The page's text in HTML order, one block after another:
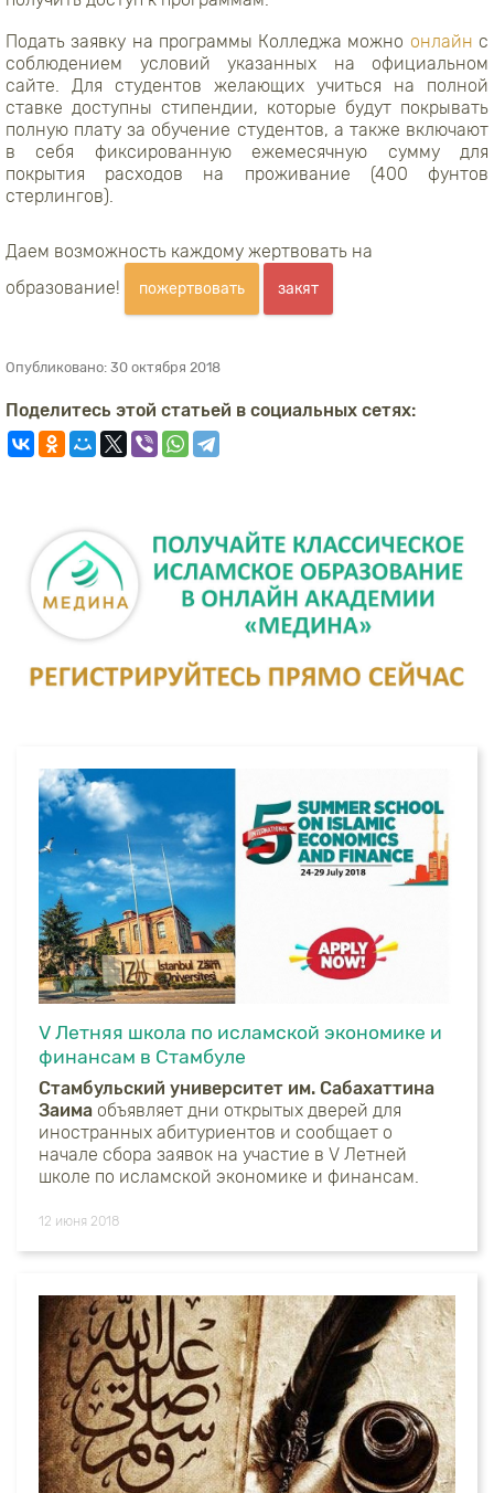
Подать заявку на программы Колледжа можно онлайн с
соблюдением условий указанных на официальном
сайте. Для студентов желающих учиться на полной
ставке доступны стипендии, которые будут покрывать
полную плату за обучение студентов, а также включают
в себя фиксированную ежемесячную сумму для
покрытия расходов на проживание (400 фунтов
стерлингов).
Даем возможность каждому жертвовать на
образование!
пожертвовать закят
Опубликовано: 30 октября 2018
Поделитесь этой статьей в социальных сетях:
V Летняя школа по исламской экономике и
финансам в Стамбуле
Стамбульский университет им. Сабахаттина
Заима объявляет дни открытых дверей для
иностранных абитуриентов и сообщает о
начале сбора заявок на участие в V Летней
школе по исламской экономике и финансам.
12 июня 2018